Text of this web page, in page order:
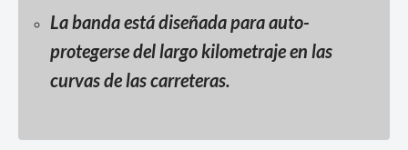
La banda está diseñada para auto-
protegerse del largo kilometraje en las
curvas de las carreteras.